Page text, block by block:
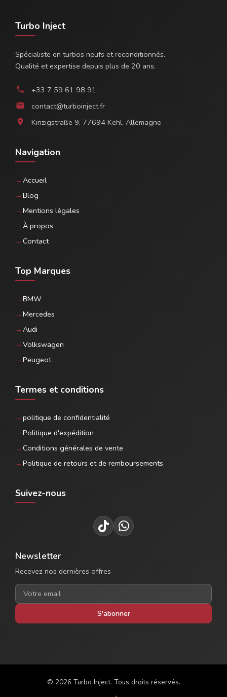
Turbo Inject
Spécialiste en turbos neufs et reconditionnés.
Qualité et expertise depuis plus de 20 ans.
phone +33 7 59 61 98 91
email contact@turboinject.fr
location_on Kinzigstraße 9, 77694 Kehl, Allemagne
Navigation
Accueil
Blog
Mentions légales
À propos
Contact
Top Marques
BMW
Mercedes
Audi
Volkswagen
Peugeot
Termes et conditions
politique de confidentialité
Politique d'expédition
Conditions générales de vente
Politique de retours et de remboursements
Suivez-nous
Newsletter
Recevez nos dernières offres
S'abonner
© 2026 Turbo Inject. Tous droits réservés.